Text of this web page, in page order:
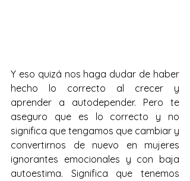
Y eso quizá nos haga dudar de haber
hecho lo correcto al crecer y
aprender a autodepender. Pero te
aseguro que es lo correcto y no
significa que tengamos que cambiar y
convertirnos de nuevo en mujeres
ignorantes emocionales y con baja
autoestima. Significa que tenemos